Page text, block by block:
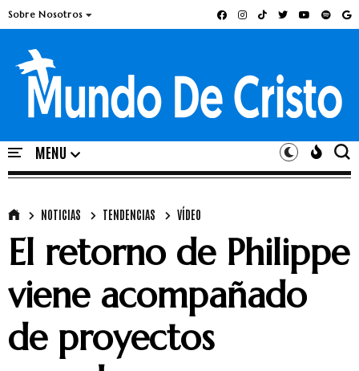
Sobre Nosotros
NOTICIAS TENDENCIAS VÍDEO
El retorno de Philippe
viene acompañado
de proyectos